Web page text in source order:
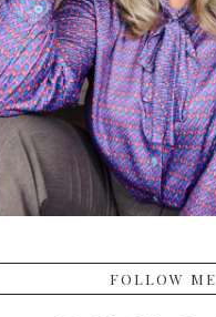
FOLLOW ME